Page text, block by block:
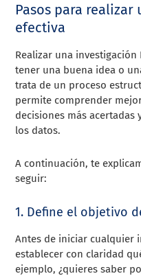
Pasos para realizar
efectiva
Realizar una investigación
tener una buena idea o
trata de un proceso
permite comprender
decisiones más
los datos.
A continuación, te
seguir:
1. Define el objetivo
Antes de iniciar cualquier
establecer con claridad
ejemplo, ¿quieres saber